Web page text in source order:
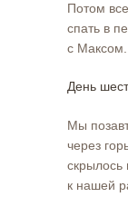
Потом
спать в
с Максом.
День
Мы
через
скрылось
к нашей